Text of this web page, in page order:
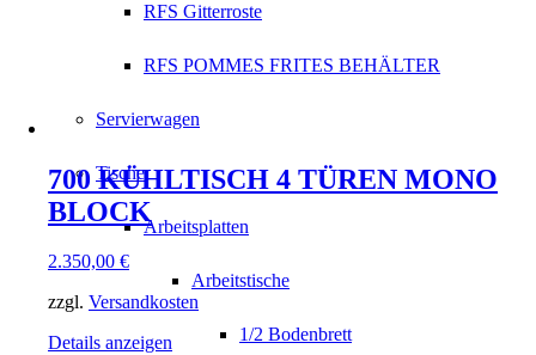
RFS Gitterroste
RFS POMMES FRITES BEHÄLTER
Servierwagen
Tische
Arbeitsplatten
Arbeitstische
1/2 Bodenbrett
700 KÜHLTISCH 4 TÜREN MONO
BLOCK
2.350,00 €
zzgl. Versandkosten
Details anzeigen